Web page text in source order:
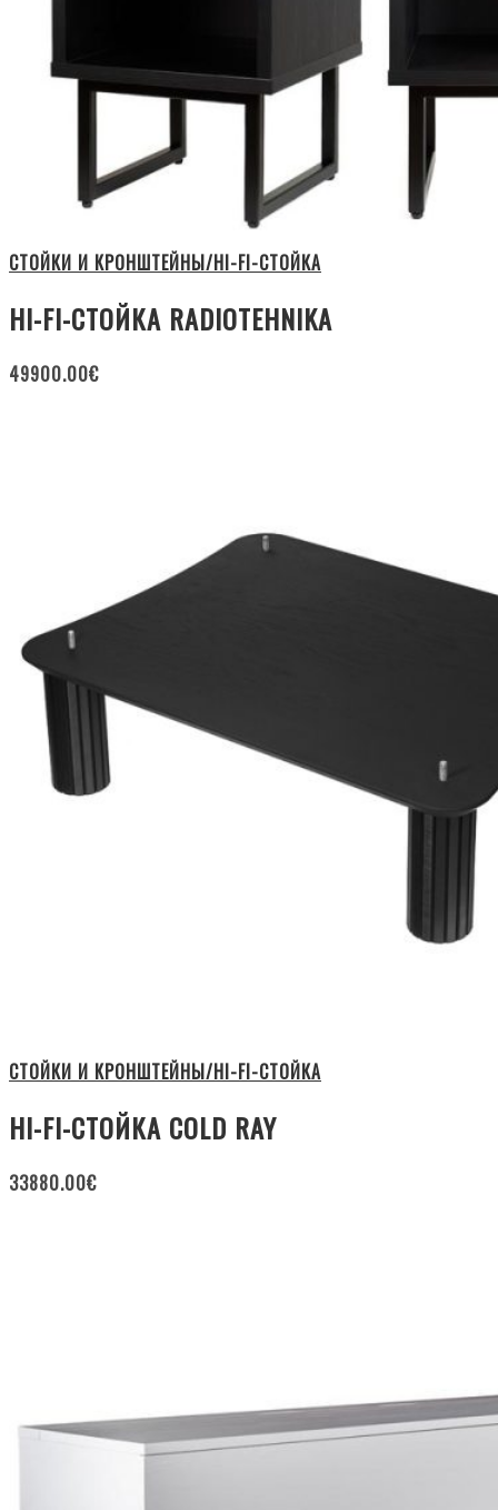
СТОЙКИ И КРОНШТЕЙНЫ/HI-FI-СТОЙКА
HI-FI-СТОЙКА RADIOTEHNIKA
49900.00€
СТОЙКИ И КРОНШТЕЙНЫ/HI-FI-СТОЙКА
HI-FI-СТОЙКА COLD RAY
33880.00€